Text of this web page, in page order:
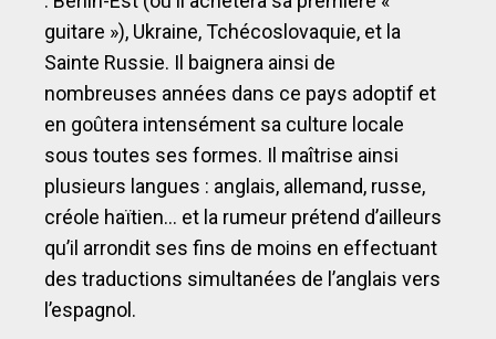
guitare »), Ukraine, Tchécoslovaquie, et la
Sainte Russie. Il baignera ainsi de
nombreuses années dans ce pays adoptif et
en goûtera intensément sa culture locale
sous toutes ses formes. Il maîtrise ainsi
plusieurs langues : anglais, allemand, russe,
créole haïtien… et la rumeur prétend d’ailleurs
qu’il arrondit ses fins de moins en effectuant
des traductions simultanées de l’anglais vers
l’espagnol.